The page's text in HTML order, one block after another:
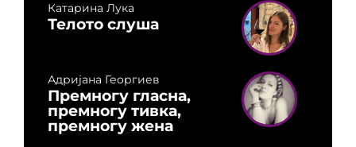
Катарина Лука
Телото слуша
Адријана Георгиев
Премногу гласна,
премногу тивка,
премногу жена